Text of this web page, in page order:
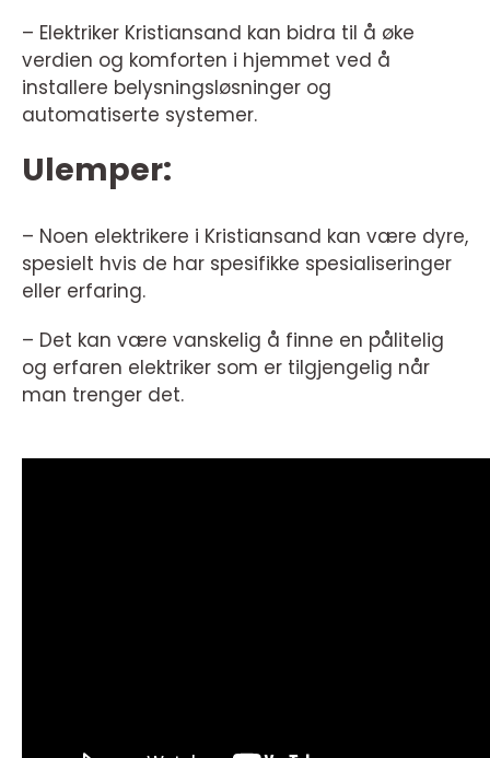
– Elektriker Kristiansand kan bidra til å øke
verdien og komforten i hjemmet ved å
installere belysningsløsninger og
automatiserte systemer.
Ulemper:
– Noen elektrikere i Kristiansand kan være dyre,
spesielt hvis de har spesifikke spesialiseringer
eller erfaring.
– Det kan være vanskelig å finne en pålitelig
og erfaren elektriker som er tilgjengelig når
man trenger det.